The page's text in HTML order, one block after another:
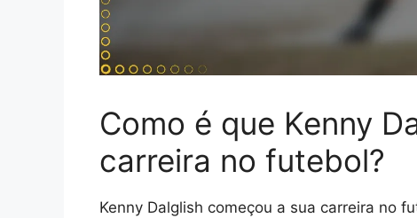
Como é que Kenny
carreira no futebol?
Kenny Dalglish começou a sua carreira no